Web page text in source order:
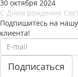
30 октября 2024
С Днем рождения
Подпишитесь на нашу
клиента!